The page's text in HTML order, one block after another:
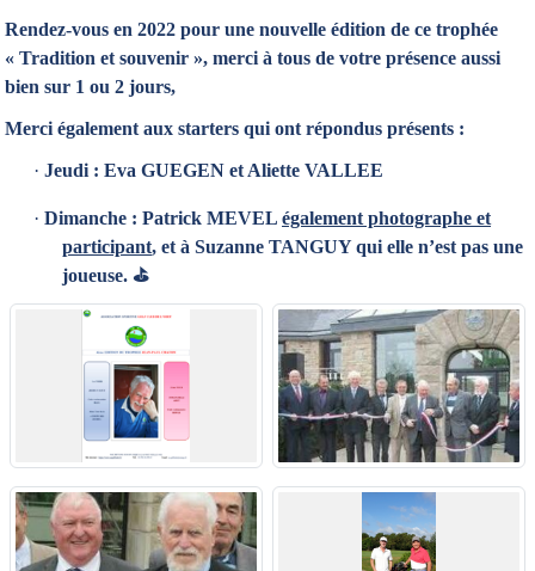
Rendez-vous en 2022 pour une nouvelle édition de ce trophée
« Tradition et souvenir », merci à tous de votre présence aussi
bien sur 1 ou 2 jours,
Merci également aux starters qui ont répondus présents :
· Jeudi : Eva GUEGEN et Aliette VALLEE
· Dimanche : Patrick MEVEL également photographe et
participant, et à Suzanne TANGUY qui elle n’est pas une
joueuse. ⛳